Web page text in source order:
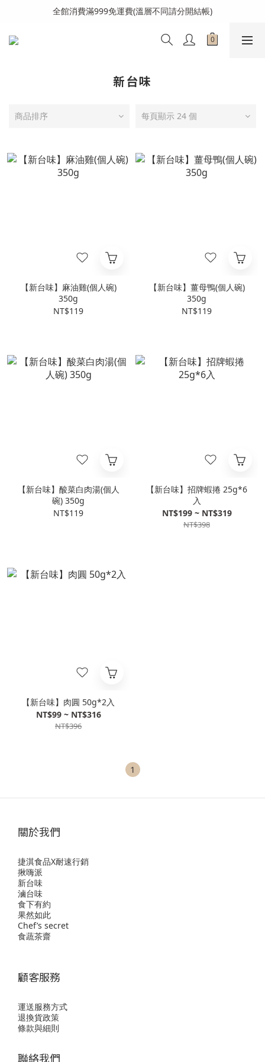
全館消費滿999免運費(溫層不同請分開結帳)
全館消費滿999免運費(溫層不同請分開結帳)
加入會員送購物金100元
新台味
商品排序 每頁顯示 24 個
【新台味】麻油雞(個人碗)
350g
NT$119
【新台味】薑母鴨(個人碗)
350g
NT$119
【新台味】酸菜白肉湯(個人
碗) 350g
NT$119
【新台味】招牌蝦捲 25g*6
入
NT$199 ~ NT$319
NT$398
【新台味】肉圓 50g*2入
NT$99 ~ NT$316
NT$396
1
關於我們
捷淇食品X耐速行銷
揪嗨派
新台味
滷台味
食下有約
果然如此
Chef’s secret
食蔬茶齋
顧客服務
運送服務方式
退換貨政策
條款與細則
聯絡我們